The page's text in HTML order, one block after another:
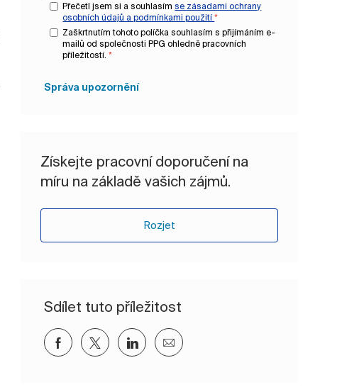
Přečetl jsem si a souhlasímse zásadami ochrany
osobních údajů apodmínkami použití*
Zaškrtnutím tohoto políčka souhlasím s přijímáním e-
mailů od společnosti PPG ohledně pracovních
příležitostí. *
Správa upozornění
Získejte pracovní doporučení na
míru na základě vašich zájmů.
Rozjet
Sdílet tuto příležitost
Sdílet přes Facebook
Sdílet přes twitter
Sdílet přes LinkedIn
Sdílet e-mailem